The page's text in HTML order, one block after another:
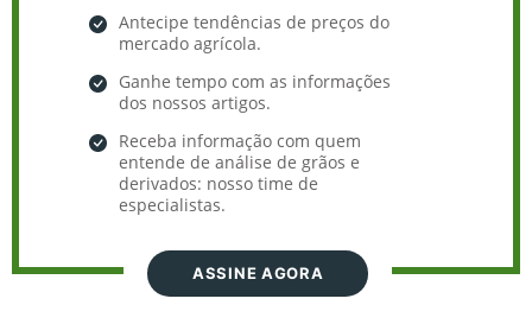
Antecipe tendências de preços do
mercado agrícola.
Ganhe tempo com as informações
dos nossos artigos.
Receba informação com quem
entende de análise de grãos e
derivados: nosso time de
especialistas.
ASSINE AGORA